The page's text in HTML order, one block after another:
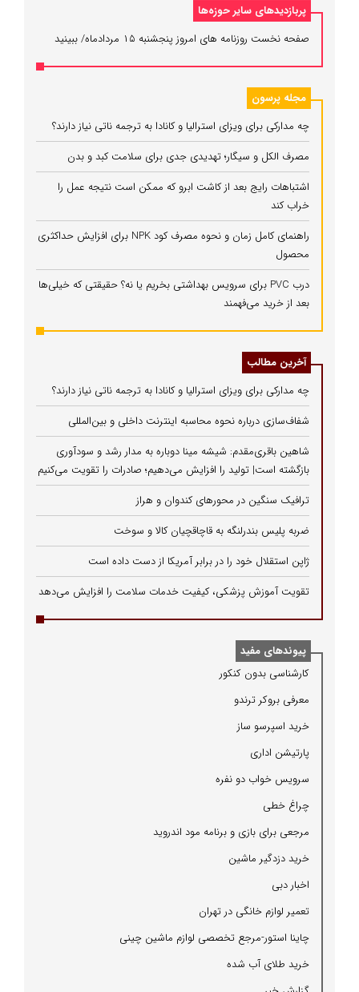
پربازدیدهای سایر حوزه‌ها
صفحه نخست روزنامه های امروز پنجشنبه ۱۵ مردادماه/ ببینید
مجله پرسون
چه مدارکی برای ویزای استرالیا و کانادا به ترجمه ناتی نیاز دارند؟
مصرف الکل و سیگار؛ تهدیدی جدی برای سلامت کبد و بدن
اشتباهات رایج بعد از کاشت ابرو که ممکن است نتیجه عمل را
خراب کند
راهنمای کامل زمان و نحوه مصرف کود NPK برای افزایش حداکثری
محصول
درب PVC برای سرویس بهداشتی بخریم یا نه؟ حقیقتی که خیلی‌ها
بعد از خرید می‌فهمند
آخرین مطالب
چه مدارکی برای ویزای استرالیا و کانادا به ترجمه ناتی نیاز دارند؟
شفاف‌سازی درباره نحوه محاسبه اینترنت داخلی و بین‌المللی
شاهین باقری‌مقدم: شیشه مینا دوباره به مدار رشد و سودآوری
بازگشته است| تولید را افزایش می‌دهیم؛ صادرات را تقویت می‌کنیم
ترافیک سنگین در محورهای کندوان و هراز
ضربه پلیس بندرلنگه به قاچاقچیان کالا و سوخت
ژاپن استقلال خود را در برابر آمریکا از دست داده است
تقویت آموزش پزشکی، کیفیت خدمات سلامت را افزایش می‌دهد
پیوندهای مفید
كارشناسی بدون كنكور
معرفی بروكر ترندو
خرید اسپرسو ساز
پارتیشن اداری
سرویس خواب دو نفره
چراغ خطی
مرجعی برای بازی و برنامه مود اندروید
خرید دزدگیر ماشین
اخبار دبی
تعمیر لوازم خانگی در تهران
چاینا استور-مرجع تخصصی لوازم ماشین چینی
خرید طلای آب شده